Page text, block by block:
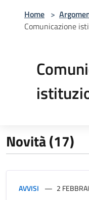
Home >
Comunicazione
Novità (17)
AVVISI 2